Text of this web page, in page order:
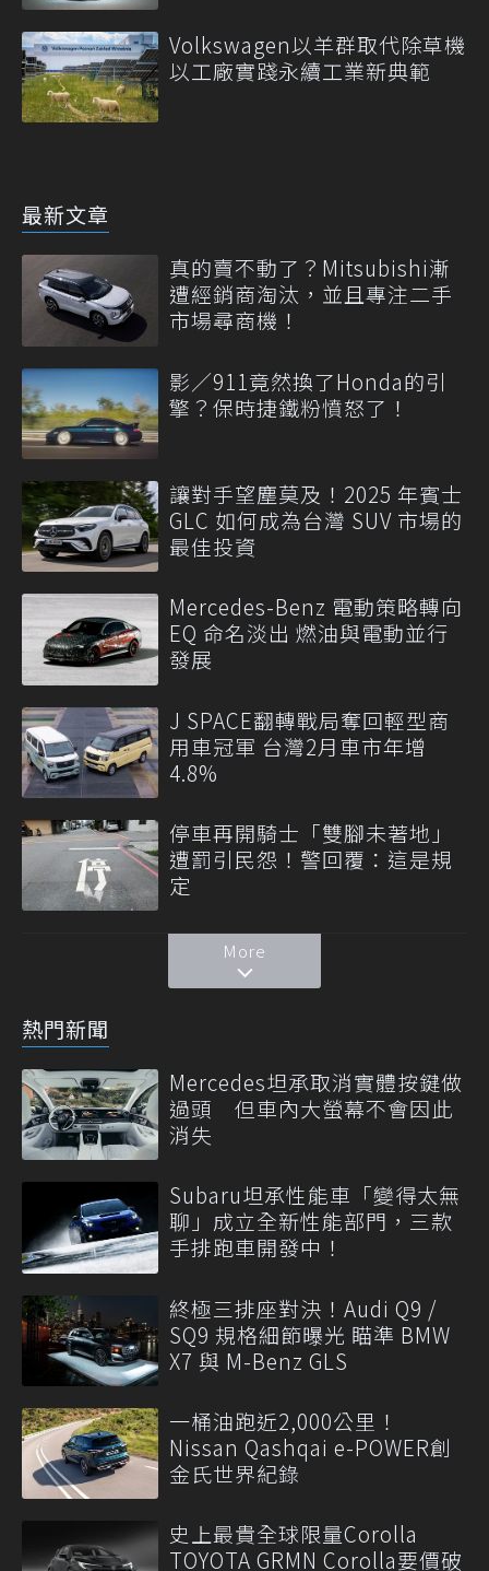
Volkswagen以羊群取代除草機
以工廠實踐永續工業新典範
最新文章
真的賣不動了？Mitsubishi漸
遭經銷商淘汰，並且專注二手
市場尋商機！
影／911竟然換了Honda的引
擎？保時捷鐵粉憤怒了！
讓對手望塵莫及！2025 年賓士
GLC 如何成為台灣 SUV 市場的
最佳投資
Mercedes-Benz 電動策略轉向
EQ 命名淡出 燃油與電動並行
發展
J SPACE翻轉戰局奪回輕型商
用車冠軍 台灣2月車市年增
4.8%
停車再開騎士「雙腳未著地」
遭罰引民怨！警回覆：這是規
定
More
熱門新聞
Mercedes坦承取消實體按鍵做
過頭 但車內大螢幕不會因此
消失
Subaru坦承性能車「變得太無
聊」成立全新性能部門，三款
手排跑車開發中！
終極三排座對決！Audi Q9 /
SQ9 規格細節曝光 瞄準 BMW
X7 與 M-Benz GLS
一桶油跑近2,000公里！
Nissan Qashqai e-POWER創
金氏世界紀錄
史上最貴全球限量Corolla
TOYOTA GRMN Corolla要價破